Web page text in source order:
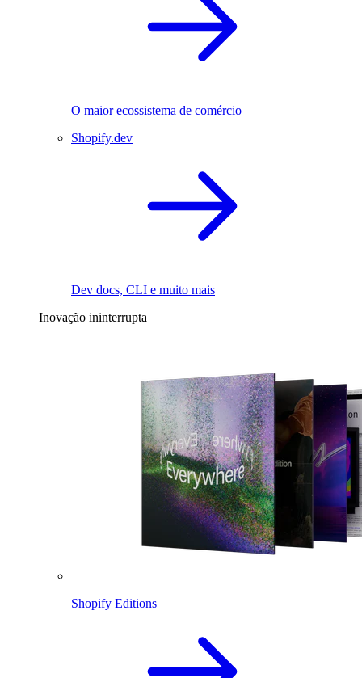
O maior ecossistema de comércio
Shopify.dev
Dev docs, CLI e muito mais
Inovação ininterrupta
Shopify Editions